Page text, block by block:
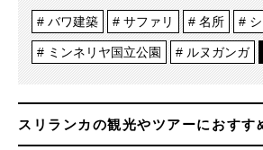
バワ建築 サファリ 名所
ミンネリヤ国立公園 ルヌガンガ
スリランカの観光やツアーにおす